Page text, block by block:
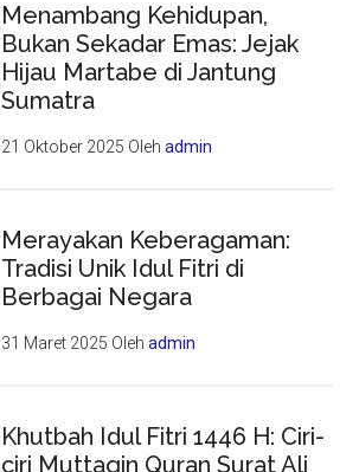
Menambang Kehidupan,
Bukan Sekadar Emas: Jejak
Hijau Martabe di Jantung
Sumatra
21 Oktober 2025 Olehadmin
Merayakan Keberagaman:
Tradisi Unik Idul Fitri di
Berbagai Negara
31 Maret 2025 Olehadmin
Khutbah Idul Fitri 1446 H: Ciri-
ciri Muttaqin Quran Surat Ali